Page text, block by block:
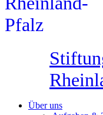
Über uns